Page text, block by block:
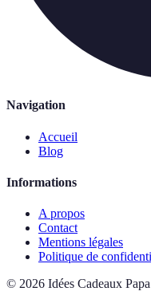
Navigation
Accueil
Blog
Informations
A propos
Contact
Mentions légales
Politique de
© 2026 Idées Cadeaux Papa